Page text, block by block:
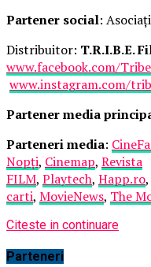
Partener social:
Distribuitor: T.R.I.B.E.
www.facebook.com/
www.instagram.com/
Partener media
Parteneri media:
Nopți, Cinemap, Revista
FILM, Playtech, Happ.ro,
carti, MovieNews, The
Citeste in continuare
Parteneri